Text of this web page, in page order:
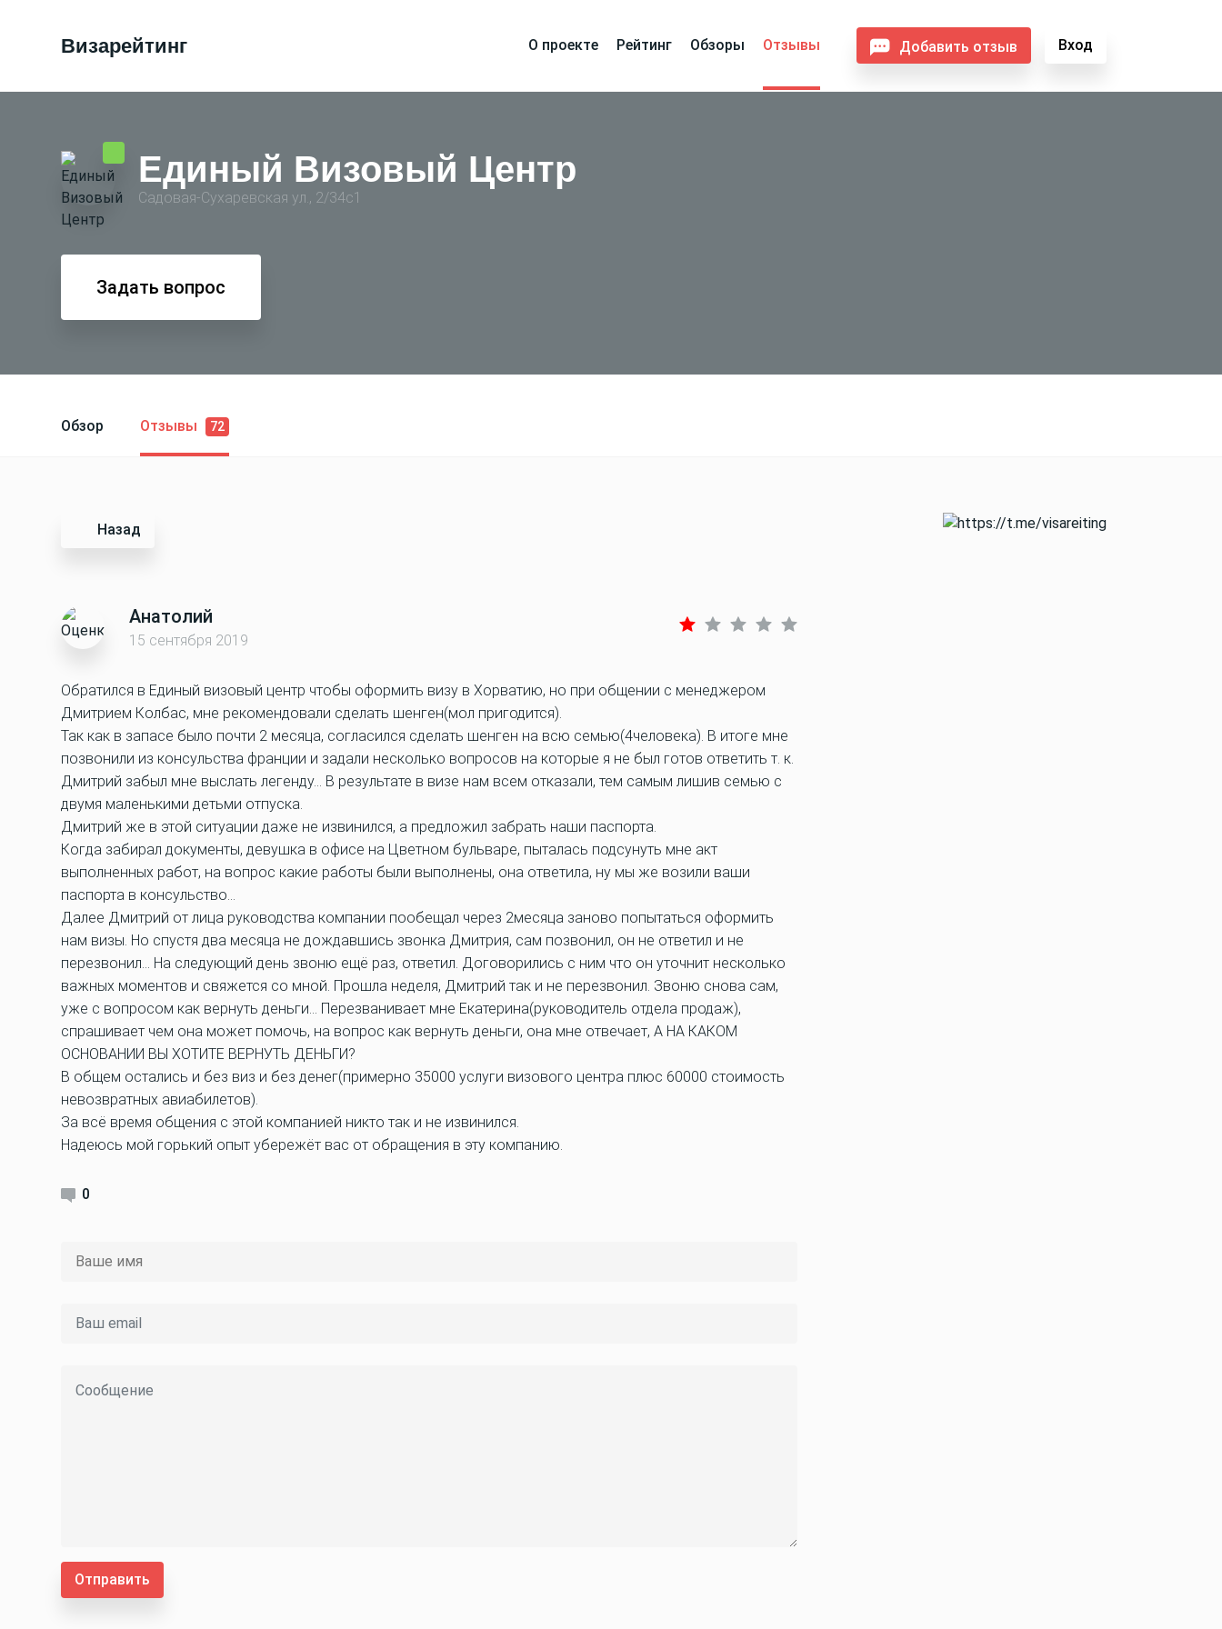
Визарейтинг О проекте Рейтинг Обзоры Отзывы Добавить отзыв Вход
Единый Визовый Центр
Садовая-Сухаревская ул., 2/34с1
Задать вопрос
Обзор Отзывы 72
Назад
Анатолий
15 сентября 2019
Обратился в Единый визовый центр чтобы оформить визу в Хорватию, но при общении с менеджером
Дмитрием Колбас, мне рекомендовали сделать шенген(мол пригодится).
Так как в запасе было почти 2 месяца, согласился сделать шенген на всю семью(4человека). В итоге мне
позвонили из консульства франции и задали несколько вопросов на которые я не был готов ответить т. к.
Дмитрий забыл мне выслать легенду… В результате в визе нам всем отказали, тем самым лишив семью с
двумя маленькими детьми отпуска.
Дмитрий же в этой ситуации даже не извинился, а предложил забрать наши паспорта.
Когда забирал документы, девушка в офисе на Цветном бульваре, пыталась подсунуть мне акт
выполненных работ, на вопрос какие работы были выполнены, она ответила, ну мы же возили ваши
паспорта в консульство…
Далее Дмитрий от лица руководства компании пообещал через 2месяца заново попытаться оформить
нам визы. Но спустя два месяца не дождавшись звонка Дмитрия, сам позвонил, он не ответил и не
перезвонил… На следующий день звоню ещё раз, ответил. Договорились с ним что он уточнит несколько
важных моментов и свяжется со мной. Прошла неделя, Дмитрий так и не перезвонил. Звоню снова сам,
уже с вопросом как вернуть деньги… Перезванивает мне Екатерина(руководитель отдела продаж),
спрашивает чем она может помочь, на вопрос как вернуть деньги, она мне отвечает, А НА КАКОМ
ОСНОВАНИИ ВЫ ХОТИТЕ ВЕРНУТЬ ДЕНЬГИ?
В общем остались и без виз и без денег(примерно 35000 услуги визового центра плюс 60000 стоимость
невозвратных авиабилетов).
За всё время общения с этой компанией никто так и не извинился.
Надеюсь мой горький опыт убережёт вас от обращения в эту компанию.
0
Отправить